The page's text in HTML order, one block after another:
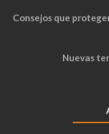
Consejos que
Nuevas